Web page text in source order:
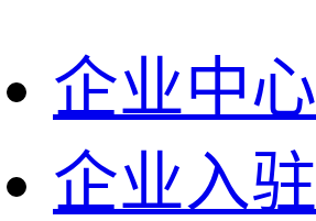
企业中心
企业入驻